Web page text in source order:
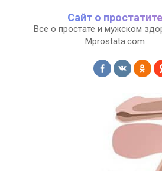
контенту
Сайт о простатите
Все о простате и мужском
Mprostata.com